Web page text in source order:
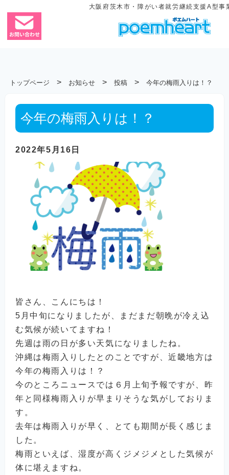
大阪府茨木市・障がい者就労継続支援A型事
トップページ > お知らせ > 投稿 > 今年の梅雨入りは！？
今年の梅雨入りは！？
2022年5月16日
皆さん、こんにちは！
5月中旬になりましたが、まだまだ朝晩が冷え込
む気候が続いてますね！
先週は雨の日が多い天気になりましたね。
沖縄は梅雨入りしたとのことですが、近畿地方は
今年の梅雨入りは！？
今のところニュースでは６月上旬予報ですが、昨
年と同様梅雨入りが早まりそうな気がしておりま
す。
去年は梅雨入りが早く、とても期間が長く感じま
した。
梅雨といえば、湿度が高くジメジメとした気候が
体に堪えますね。